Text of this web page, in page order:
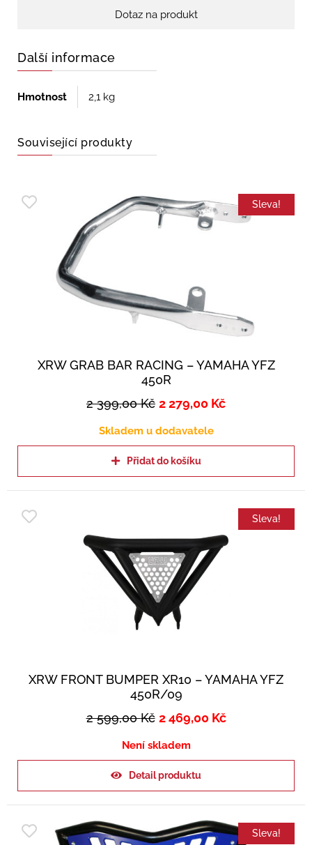
Dotaz na produkt
Další informace
Hmotnost 2,1 kg
Související produkty
Sleva!
XRW GRAB BAR RACING – YAMAHA YFZ
450R
2 399,00Kč 2 279,00 Kč
Skladem u dodavatele
Přidat do košíku
Sleva!
XRW FRONT BUMPER XR10 – YAMAHA YFZ
450R/09
2 599,00Kč 2 469,00 Kč
Není skladem
Detail produktu
Sleva!